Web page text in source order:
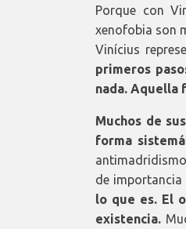
Porque con
xenofobia son
Vinícius
primeros
nada. Aquella
Muchos de
forma
de
lo que es. El
existencia.